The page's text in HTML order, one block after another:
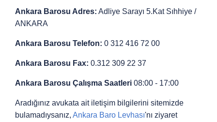
Ankara Barosu Adres: Adliye Sarayı 5.Kat Sıhhiye /
ANKARA
Ankara Barosu Telefon: 0 312 416 72 00
Ankara Barosu Fax: 0.312 309 22 37
Ankara Barosu Çalışma Saatleri 08:00 - 17:00
Aradığınız avukata ait iletişim bilgilerini sitemizde
bulamadıysanız, Ankara Baro Levhası'nı ziyaret